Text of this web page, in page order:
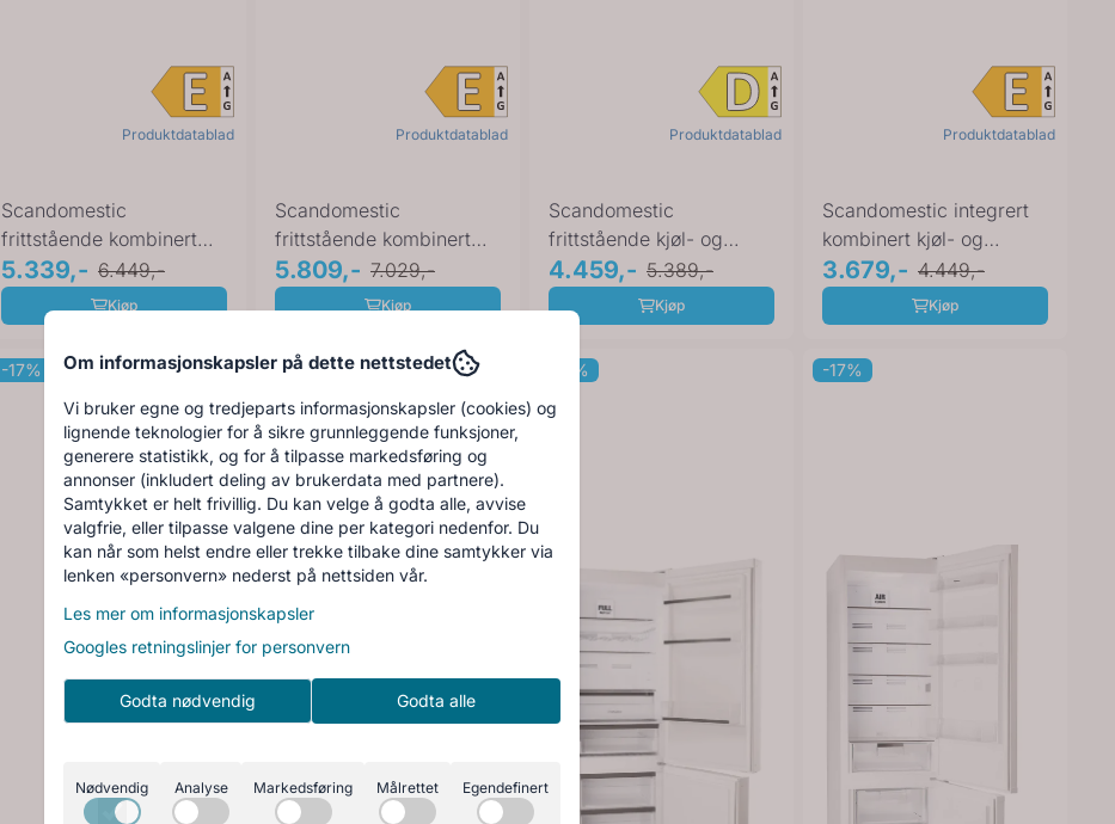
Produktdatablad
Scandomestic
frittstående kombinert
kjøl- og fryseskap hvit ...
5.339,- 6.449,-
Kjøp
Produktdatablad
Scandomestic
frittstående kombinert
kjøl- og fryseskap hvit ...
5.809,- 7.029,-
Kjøp
Produktdatablad
Scandomestic
frittstående kjøl- og
fryseskap hvit 143 cm ...
4.459,- 5.389,-
Kjøp
Produktdatablad
Scandomestic integrert
kombinert kjøl- og
fryseskap hvit ...
3.679,- 4.449,-
Kjøp
-17% -17% -17% -17%
Om informasjonskapsler på dette nettstedet
Vi bruker egne og tredjeparts informasjonskapsler (cookies) og
lignende teknologier for å sikre grunnleggende funksjoner,
generere statistikk, og for å tilpasse markedsføring og
annonser (inkludert deling av brukerdata med partnere).
Samtykket er helt frivillig. Du kan velge å godta alle, avvise
valgfrie, eller tilpasse valgene dine per kategori nedenfor. Du
kan når som helst endre eller trekke tilbake dine samtykker via
lenken «personvern» nederst på nettsiden vår.
Les mer om informasjonskapsler
Googles retningslinjer for personvern
Godta nødvendig Godta alle
Nødvendig Analyse Markedsføring Målrettet Egendefinert